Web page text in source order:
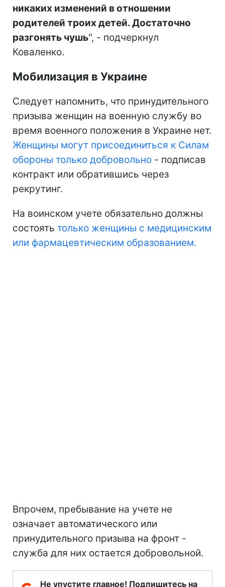
никаких изменений в отношении
родителей троих детей. Достаточно
разгонять чушь", - подчеркнул
Коваленко.
Мобилизация в Украине
Следует напомнить, что принудительного
призыва женщин на военную службу во
время военного положения в Украине нет.
Женщины могут присоединиться к Силам
обороны только добровольно - подписав
контракт или обратившись через
рекрутинг.
На воинском учете обязательно должны
состоять только женщины с медицинским
или фармацевтическим образованием.
Впрочем, пребывание на учете не
означает автоматического или
принудительного призыва на фронт -
служба для них остается добровольной.
Не упустите главное! Подпишитесь на